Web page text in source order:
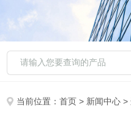
当前位置：首页 > 新闻中心 >